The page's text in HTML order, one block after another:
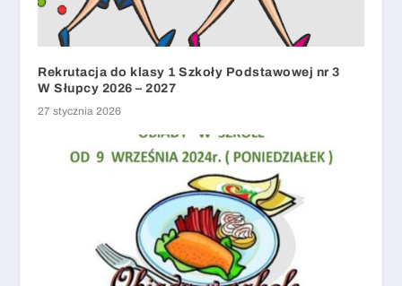
Rekrutacja do klasy 1 Szkoły Podstawowej nr 3
W Słupcy 2026 – 2027
27 stycznia 2026